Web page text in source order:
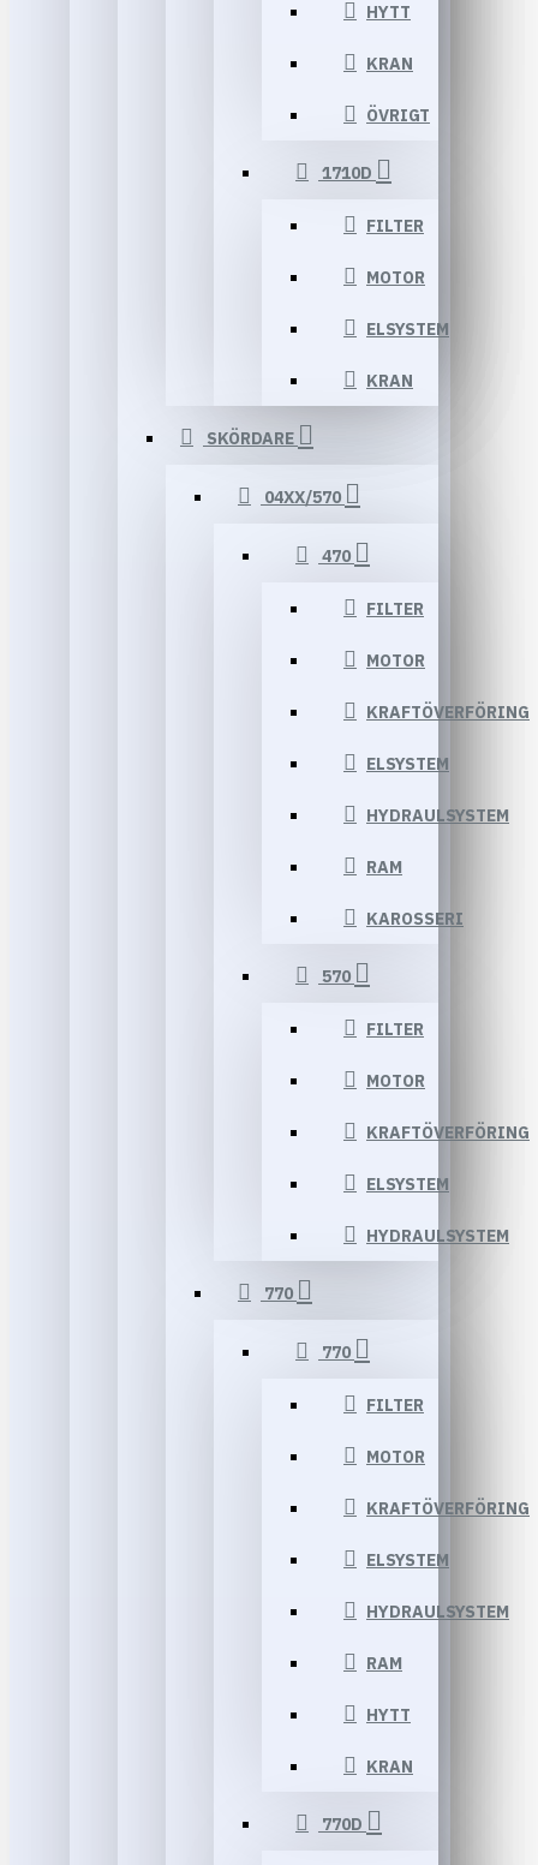
HYTT
KRAN
ÖVRIGT
1710D
FILTER
MOTOR
ELSYSTEM
KRAN
SKÖRDARE
04XX/570
470
FILTER
MOTOR
KRAFTÖVERFÖRING
ELSYSTEM
HYDRAULSYSTEM
RAM
KAROSSERI
570
FILTER
MOTOR
KRAFTÖVERFÖRING
ELSYSTEM
HYDRAULSYSTEM
770
770
FILTER
MOTOR
KRAFTÖVERFÖRING
ELSYSTEM
HYDRAULSYSTEM
RAM
HYTT
KRAN
770D